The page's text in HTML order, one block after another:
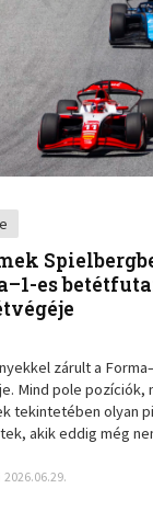
es
zárult a
Mind pole pozíciók,
tekintetében olyan
akik eddig még
2026.06.29.